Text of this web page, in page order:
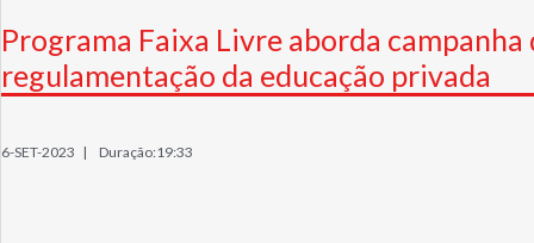
Programa Faixa Livre aborda campanha
regulamentação da educação privada
6-SET-2023 | Duração:19:33